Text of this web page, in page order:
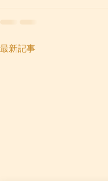
最新記事